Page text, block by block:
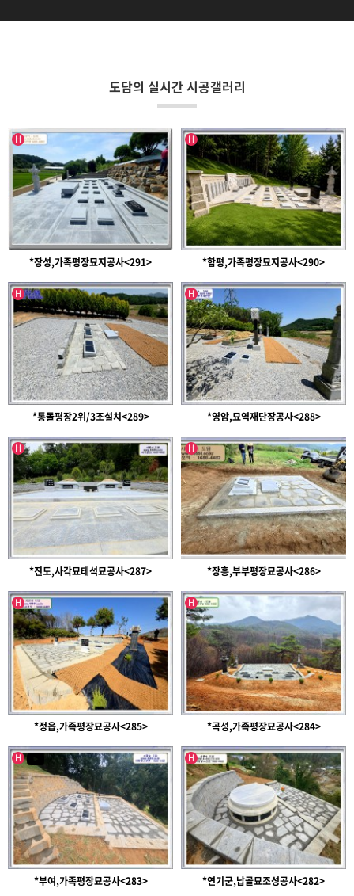
도담의 실시간 시공갤러리
H
인기글
*장성,가족평장묘지공사<291>
H
인기글
*함평,가족평장묘지공사<290>
H
인기글
*통돌평장2위/3조설치<289>
H
인기글
*영암,묘역재단장공사<288>
H
인기글
*진도,사각묘테석묘공사<287>
H
인기글
*장흥,부부평장묘공사<286>
H
인기글
*정읍,가족평장묘공사<285>
H
인기글
*곡성,가족평장묘공사<284>
H
인기글
유투브영상
*부여,가족평장묘공사<283>
H
인기글
*연기군,납골묘조성공사<282>